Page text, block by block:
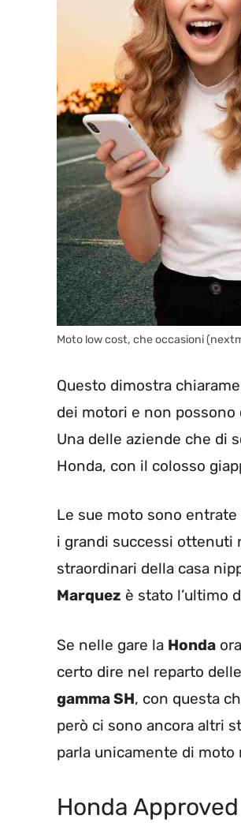
Moto low cost, che occasioni
Questo dimostra
dei motori e non
Una delle aziende che di
Honda, con il colosso
Le sue moto sono
i grandi successi ottenuti
straordinari della casa
Marquez è stato l’ultimo
Se nelle gare la Honda
certo dire nel reparto
gamma SH, con questa
però ci sono ancora altri
parla unicamente di moto
Honda